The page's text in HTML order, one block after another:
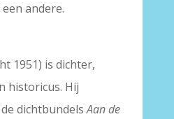
andere.
1951) is dichter,
historicus. Hij
dichtbundelsAan de